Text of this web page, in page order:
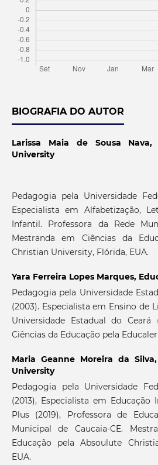
BIOGRAFIA DO AUTOR
Larissa Maia de Sousa
University
Pedagogia pela Universidade
Especialista em Alfabetização,
Infantil. Professora da Rede
Mestranda em Ciências da
Christian University, Flórida, EUA.
Yara Ferreira Lopes Marques,
Pedagogia pela Universidade
(2003). Especialista em Ensino de
Universidade Estadual do Ceará
Ciências da Educação pela
Maria Geanne Moreira da
University
Pedagogia pela Universidade
(2013), Especialista em Educação
Plus (2019), Professora de
Municipal de Caucaia-CE.
Educação pela Absoulute
EUA.